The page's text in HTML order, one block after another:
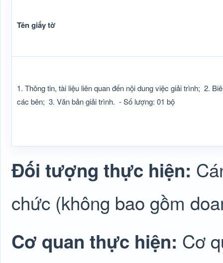
Tên giấy tờ
1. Thông tin, tài liệu liên quan đến nội dung việc giải trình; 2.
các bên; 3. Văn bản giải trình. - Số lượng: 01 bộ
Đối tượng thực hiện:
chức (không bao gồm
Cơ quan thực hiện: Cơ